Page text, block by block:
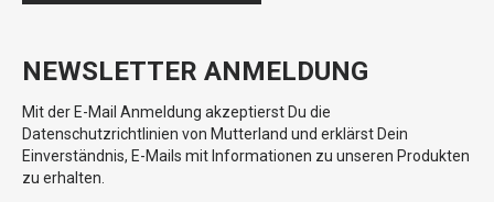
NEWSLETTER ANMELDUNG
Mit der E-Mail Anmeldung akzeptierst Du die
Datenschutzrichtlinien von Mutterland und erklärst Dein
Einverständnis, E-Mails mit Informationen zu unseren Produkten
zu erhalten.